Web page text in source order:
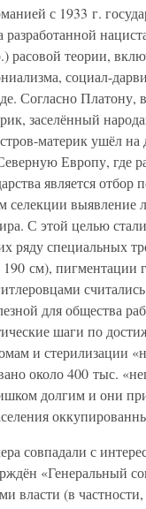
с 1933 г.
разработанной
расовой теории,
социал-
Согласно Платону,
заселённый
материк ушёл
Европу, где
является
селекции
С этой целью
ряду специальных
190 см), пигментации
для общества
шаги по
и стерилизации
около 400 тыс.
долгим и они
совпадали с
«Генеральный
власти (в